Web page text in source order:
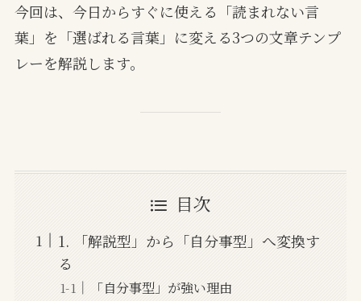
今回は、今日からすぐに使える「読まれない言
葉」を「選ばれる言葉」に変える3つの文章テンプ
レーを解説します。
目次
1. 「解説型」から「自分事型」へ変換す
る
「自分事型」が強い理由